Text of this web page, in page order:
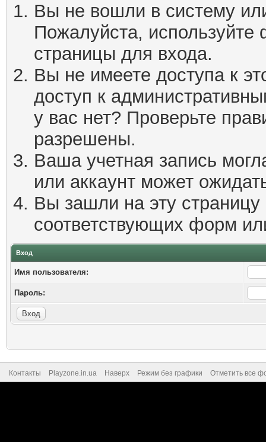
Вы не вошли в систему
Пожалуйста,
страницы для входа.
Вы не имеете доступа к
доступ к
у вас нет? Проверьте
разрешены.
Ваша учетная запись
или аккаунт может
Вы зашли на эту
соответствующих форм
Вход
Имя пользователя:
Пароль:
Контакты Playzone.in.ua Наверх Режим без графики Отметить все